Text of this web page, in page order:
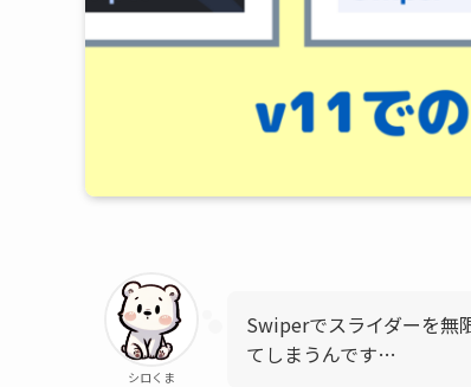
シロくま
Swiperでスライダーを無
てしまうんです…